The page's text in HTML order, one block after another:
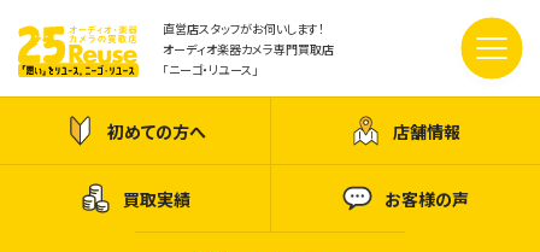
直営店スタッフがお伺いします！
オーディオ楽器カメラ専門買取店
「ニーゴ・リユース」
初めての方へ 店舗情報
買取実績 お客様の声